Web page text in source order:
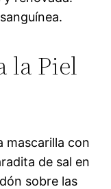
la Piel
mascarilla con
de sal en
sobre las